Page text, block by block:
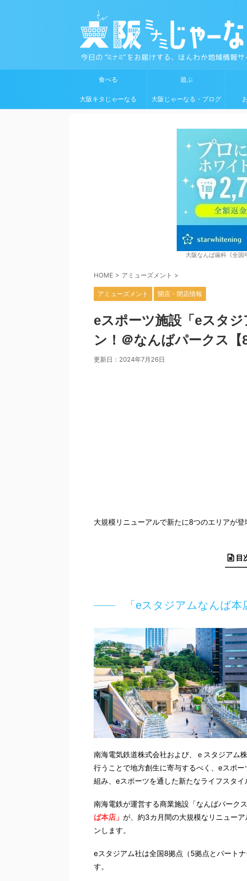
食べる 遊ぶ
大阪キタじゃーなる 大阪じゃーなる・ブログ
大阪なんば歯科《全国
HOME > アミューズメント >
アミューズメント 開店・閉店情報
eスポーツ施設「eスタ
ン！＠なんばパークス【
更新日： 2024年7月26日
大規模リニューアルで新たに8つのエリアが登
目
「eスタジアムなんば
南海電気鉄道株式会社および、ｅスタジアム
行うことで地方創生に寄与するべく、eスポ
組み、eスポーツを通した新たなライフスタイ
南海電鉄が運営する商業施設「なんばパーク
ば本店」 が、約3カ月間の大規模なリニュー
ンします。
eスタジアム社は全国8拠点（5拠点とパート
す。